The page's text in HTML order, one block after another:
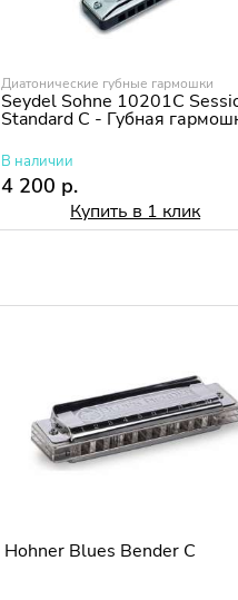
Диатонические губные гармошки
Seydel Sohne 10201C
Standard C - Губная
В наличии
4 200 р.
Купить в 1 клик
Hohner Blues Bender C